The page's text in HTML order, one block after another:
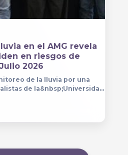
en el AMG revela
en riesgos de
2026
de la lluvia por una
de la&nbsp;Universidad